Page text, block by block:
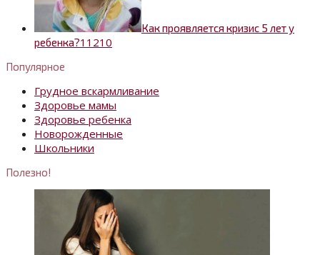
Как проявляется кризис 5 лет у
ребенка?1 1210
Популярное
Грудное вскармливание
Здоровье мамы
Здоровье ребенка
Новорожденные
Школьники
Полезно!